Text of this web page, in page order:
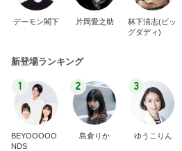
デーモン閣下 片岡愛之助
林下清志(ビッ
グダディ)
新登場ランキング
1
BEYOOOOO
NDS
2
島倉りか
3
ゆうこりん